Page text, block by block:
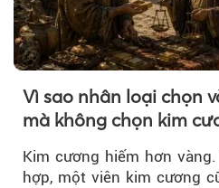
Vì sao nhân loại chọn
mà không chọn kim
Kim cương hiếm hơn
hợp, một viên kim cương